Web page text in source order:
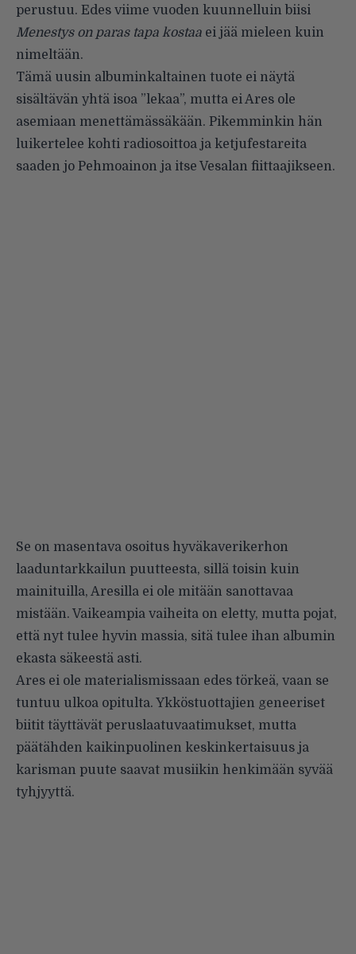
perustuu. Edes viime vuoden kuunnelluin biisi
Menestys on paras tapa kostaa ei jää mieleen kuin
nimeltään.
Tämä uusin albuminkaltainen tuote ei näytä
sisältävän yhtä isoa ”lekaa”, mutta ei Ares ole
asemiaan menettämässäkään. Pikemminkin hän
luikertelee kohti radiosoittoa ja ketjufestareita
saaden jo Pehmoai­non ja itse Vesalan fiittaajikseen.
Se on masentava osoitus hy­väkaverikerhon
laaduntarkkailun puutteesta, sillä toisin kuin
maini­tuilla, Aresilla ei ole mitään sanot­tavaa
mistään. Vaikeampia vaiheita on eletty, mutta pojat,
että nyt tulee hyvin massia, sitä tulee ihan albumin
ekasta säkeestä asti.
Ares ei ole materialismissaan edes törkeä, vaan se
tuntuu ulkoa opitulta. Ykköstuottajien geneeriset
biitit täyttävät peruslaatuvaatimuk­set, mutta
päätähden kaikinpuoli­nen keskinkertaisuus ja
karisman puute saavat musiikin henkimään syvää
tyhjyyttä.